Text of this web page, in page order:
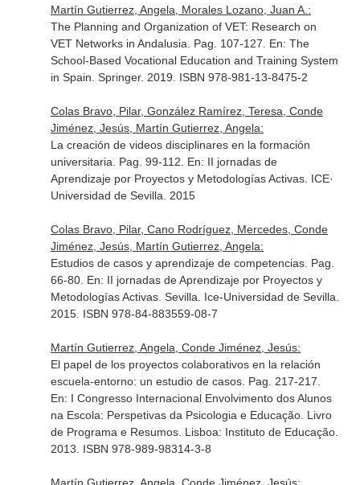
Martín Gutierrez, Angela, Morales Lozano, Juan A.:
The Planning and Organization of VET: Research on
VET Networks in Andalusia. Pag. 107-127. En: The
School-Based Vocational Education and Training System
in Spain . Springer. 2019. ISBN 978-981-13-8475-2
Colas Bravo, Pilar, González Ramírez, Teresa, Conde
Jiménez, Jesús, Martín Gutierrez, Angela:
La creación de videos disciplinares en la formación
universitaria. Pag. 99-112. En: II jornadas de
Aprendizaje por Proyectos y Metodologías Activas. ICE·
Universidad de Sevilla. 2015
Colas Bravo, Pilar, Cano Rodríguez, Mercedes, Conde
Jiménez, Jesús, Martín Gutierrez, Angela:
Estudios de casos y aprendizaje de competencias. Pag.
66-80. En: II jornadas de Aprendizaje por Proyectos y
Metodologías Activas. Sevilla. Ice-Universidad de Sevilla.
2015. ISBN 978-84-883559-08-7
Martín Gutierrez, Angela, Conde Jiménez, Jesús:
El papel de los proyectos colaborativos en la relación
escuela-entorno: un estudio de casos. Pag. 217-217.
En: I Congresso Internacional Envolvimento dos Alunos
na Escola: Perspetivas da Psicologia e Educação. Livro
de Programa e Resumos. Lisboa: Instituto de Educação.
2013. ISBN 978-989-98314-3-8